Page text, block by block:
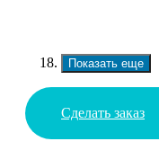
Показать еще
Сделать заказ